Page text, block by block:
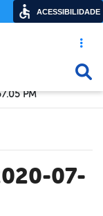
Acesso
PM
ACESSIBILIDADE